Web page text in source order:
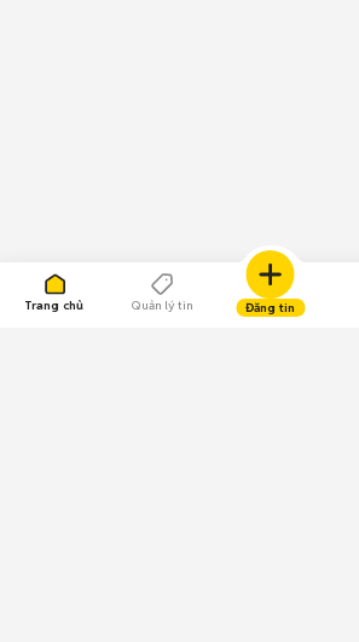
Trang chủ Quản lý tin Đăng tin